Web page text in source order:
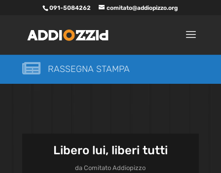
091-5084262 comitato@addiopizzo.org
 RASSEGNA STAMPA
Libero lui, liberi tutti
daComitato Addiopizzo